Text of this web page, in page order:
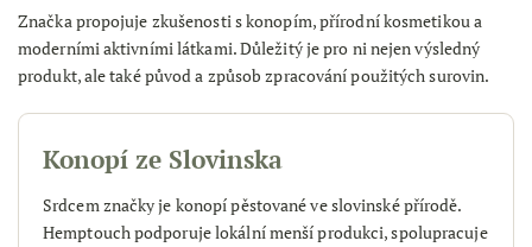
Značka propojuje zkušenosti s konopím, přírodní kosmetikou a
moderními aktivními látkami. Důležitý je pro ni nejen výsledný
produkt, ale také původ a způsob zpracování použitých surovin.
Konopí ze Slovinska
Srdcem značky je konopí pěstované ve slovinské přírodě.
Hemptouch podporuje lokální menší produkci, spolupracuje